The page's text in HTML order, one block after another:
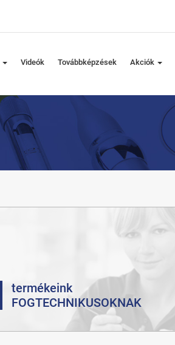
Videók Továbbképzések Akciók
termékeink
FOGTECHNIKUSOKNAK